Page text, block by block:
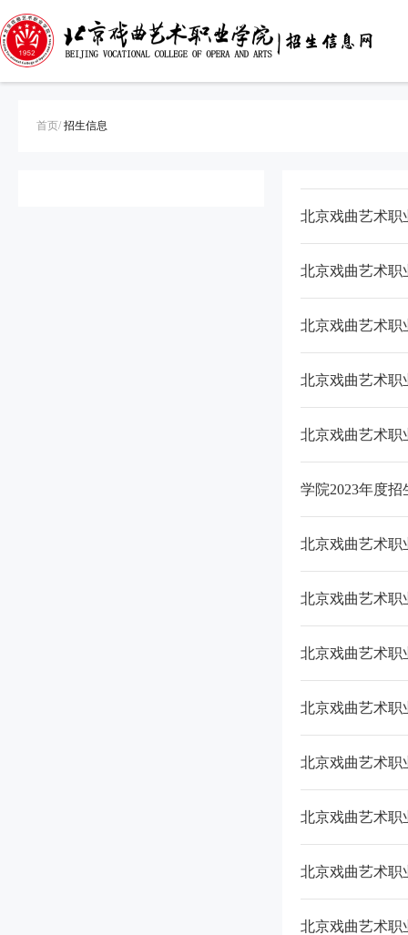
首页/ 招生信息
北京戏曲艺术职
北京戏曲艺术职
学院2023年度
北京戏曲艺术职
北京戏曲艺术职
北京戏曲艺术职
北京戏曲艺术职
北京戏曲艺术职
北京戏曲艺术职
北京戏曲艺术职